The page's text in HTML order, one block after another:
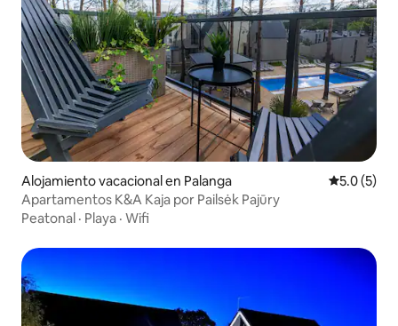
Alojamiento vacacional en Palanga
5.0 (5)
Apartamentos K&A Kaja por Pailsėk Pajūry
Peatonal · Playa · Wifi